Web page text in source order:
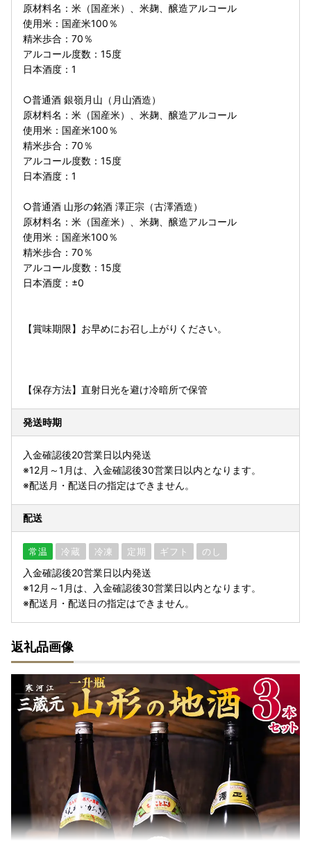
原材料名：米（国産米）、米麹、醸造アルコール
使用米：国産米100％
精米歩合：70％
アルコール度数：15度
日本酒度：1
○普通酒 銀嶺月山（月山酒造）
原材料名：米（国産米）、米麹、醸造アルコール
使用米：国産米100％
精米歩合：70％
アルコール度数：15度
日本酒度：1
○普通酒 山形の銘酒 澤正宗（古澤酒造）
原材料名：米（国産米）、米麹、醸造アルコール
使用米：国産米100％
精米歩合：70％
アルコール度数：15度
日本酒度：±0
【賞味期限】お早めにお召し上がりください。
【保存方法】直射日光を避け冷暗所で保管
発送時期
入金確認後20営業日以内発送
※12月～1月は、入金確認後30営業日以内となります。
※配送月・配送日の指定はできません。
配送
常温 冷蔵 冷凍 定期 ギフト のし
入金確認後20営業日以内発送
※12月～1月は、入金確認後30営業日以内となります。
※配送月・配送日の指定はできません。
返礼品画像